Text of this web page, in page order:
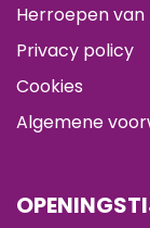
Herroepen
Privacy policy
Cookies
Algemene